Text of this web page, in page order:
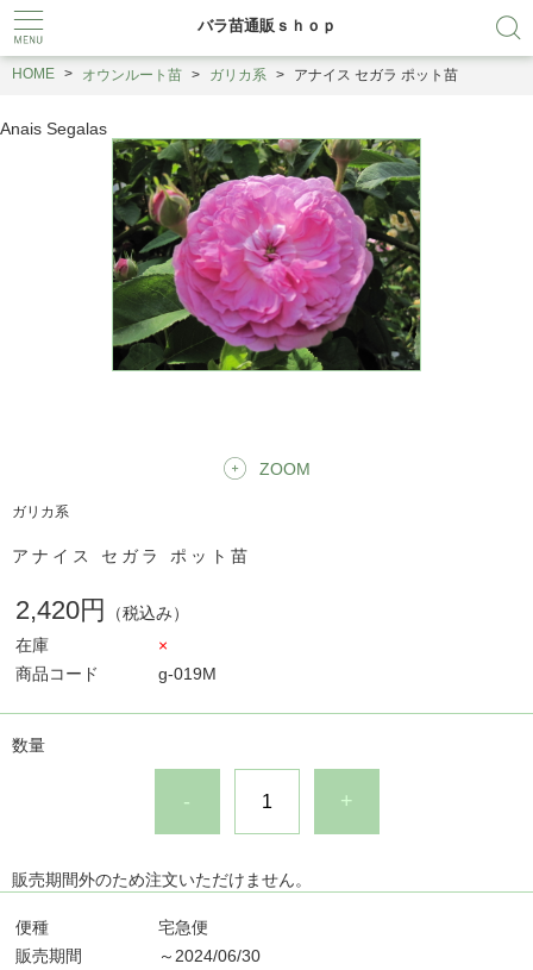
バラ苗通販ｓｈｏｐ
HOME オウンルート苗 ガリカ系 アナイス セガラ ポット苗
Anais Segalas
ZOOM
ガリカ系
アナイス セガラ ポット苗
2,420円
（税込み）
在庫
×
商品コード
g-019M
数量
- +
販売期間外のため注文いただけません。
便種
宅急便
販売期間
～2024/06/30